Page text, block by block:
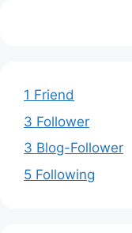
1 Friend
3 Follower
3 Blog-Follower
5 Following